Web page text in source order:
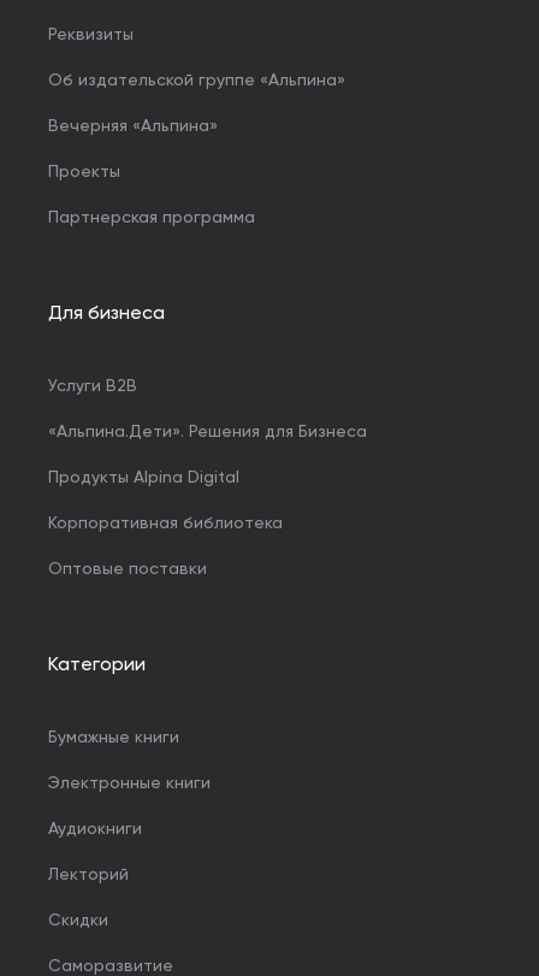
Реквизиты
Об издательской группе «Альпина»
Вечерняя «Альпина»
Проекты
Партнерская программа
Для бизнеса
Услуги B2B
«Альпина.Дети». Решения для Бизнеса
Продукты Alpina Digital
Корпоративная библиотека
Оптовые поставки
Категории
Бумажные книги
Электронные книги
Аудиокниги
Лекторий
Скидки
Саморазвитие